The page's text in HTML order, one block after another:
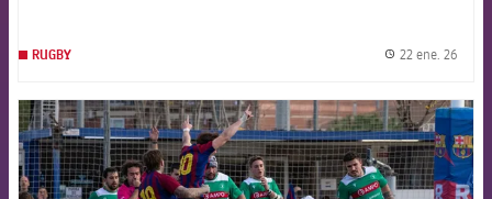
RUGBY 22 ene. 26
FCB Barcelona badge